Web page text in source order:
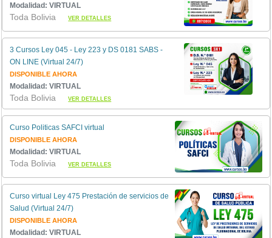
Modalidad: VIRTUAL
Toda BoliviaVER DETALLES
3 Cursos Ley 045 - Ley 223 y DS 0181 SABS -
ON LINE (Virtual 24/7)
DISPONIBLE AHORA
Modalidad: VIRTUAL
Toda BoliviaVER DETALLES
Curso Politicas SAFCI virtual
DISPONIBLE AHORA
Modalidad: VIRTUAL
Toda BoliviaVER DETALLES
Curso virtual Ley 475 Prestación de servicios de
Salud (Virtual 24/7)
DISPONIBLE AHORA
Modalidad: VIRTUAL